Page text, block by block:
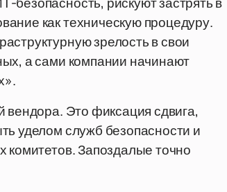
как техническую процедуру.
зрелость в свои
а сами компании начинают
Это фиксация сдвига,
уделом служб безопасности и
комитетов. Запоздалые точно